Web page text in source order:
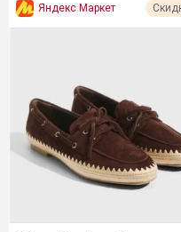
Яндекс Маркет